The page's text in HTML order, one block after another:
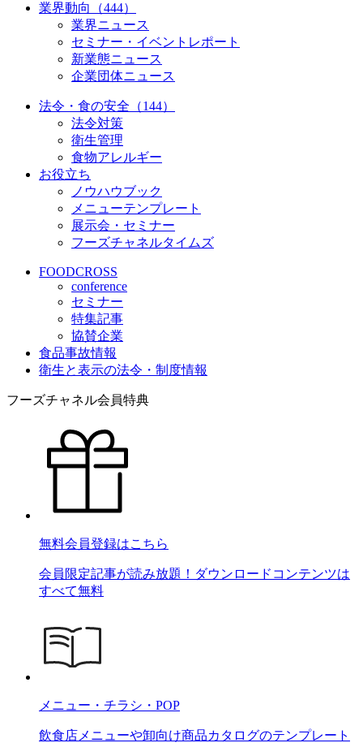
業界動向（444）
業界ニュース
セミナー・イベントレポート
新業態ニュース
企業団体ニュース
法令・食の安全（144）
法令対策
衛生管理
食物アレルギー
お役立ち
ノウハウブック
メニューテンプレート
展示会・セミナー
フーズチャネルタイムズ
FOODCROSS
conference
セミナー
特集記事
協賛企業
食品事故情報
衛生と表示の法令・制度情報
フーズチャネル会員特典
無料会員登録はこちら
会員限定記事が読み放題！ダウンロードコンテンツは
すべて無料
メニュー・チラシ・POP
飲食店メニューや卸向け商品カタログのテンプレート